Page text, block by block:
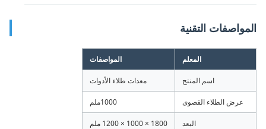
المواصفات التقنية
المعلم المواصفات
اسم المنتج معدات طلاء الأدوات
عرض الطلاء القصوى 1000ملم
البعد 1800 × 1000 × 1200 ملم